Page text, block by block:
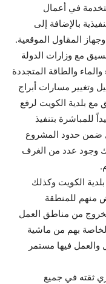
في أعمال
بالإضافة إلى
المقاول الموقعية.
مع وزارات الدولة
والطاقة المتجددة
وتغيير مسارات أبراج
مع بلدية الكويت لرفع
للمباشرة بتنفيذ
ضمن حدود المشروع
وجود عدد من الغرف
الكويت وكذلك
منهم للمنطقة
من مناطق العمل
بهم من ماشية
فيها مستمر
ثقته في جميع